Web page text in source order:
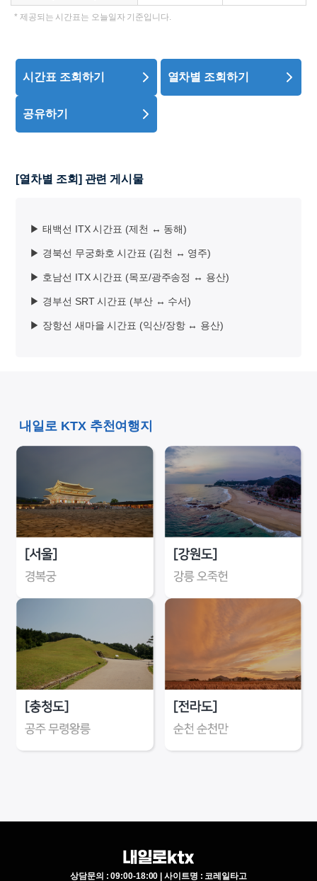
시간표 조회하기 열차별 조회하기
공유하기
[열차별 조회] 관련 게시물
▶ 태백선 ITX 시간표 (제천 ↔ 동해)
▶ 경북선 무궁화호 시간표 (김천 ↔ 영주)
▶ 호남선 ITX 시간표 (목포/광주송정 ↔ 용산)
▶ 경부선 SRT 시간표 (부산 ↔ 수서)
▶ 장항선 새마을 시간표 (익산/장항 ↔ 용산)
내일로 KTX 추천여행지
상담문의 : 09:00-18:00 | 사이트명 : 코레일타고